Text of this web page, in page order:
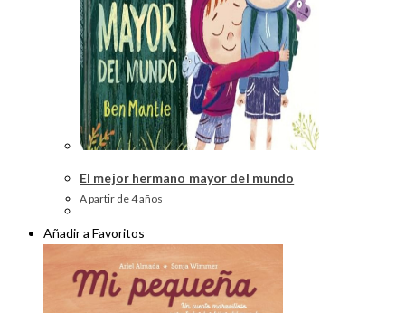
El mejor hermano mayor del mundo
A partir de 4 años
Añadir a Favoritos